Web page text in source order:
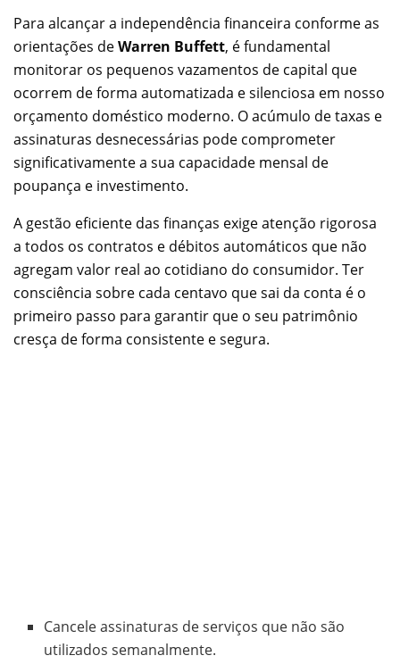
Para alcançar a independência financeira conforme as
orientações deWarren Buffett, é fundamental
monitorar os pequenos vazamentos de capital que
ocorrem de forma automatizada e silenciosa em nosso
orçamento doméstico moderno. O acúmulo de taxas e
assinaturas desnecessárias pode comprometer
significativamente a sua capacidade mensal de
poupança e investimento.
A gestão eficiente das finanças exige atenção rigorosa
a todos os contratos e débitos automáticos que não
agregam valor real ao cotidiano do consumidor. Ter
consciência sobre cada centavo que sai da conta é o
primeiro passo para garantir que o seu patrimônio
cresça de forma consistente e segura.
Cancele assinaturas de serviços que não são
utilizados semanalmente.